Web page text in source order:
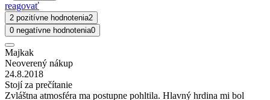
reagovať
2 pozitívne hodnotenia2
0 negatívne hodnotenia0
Majkak
Neoverený nákup
24.8.2018
Stojí za prečítanie
Zvláštna atmosféra ma postupne pohltila. Hlavný hrdina mi bol